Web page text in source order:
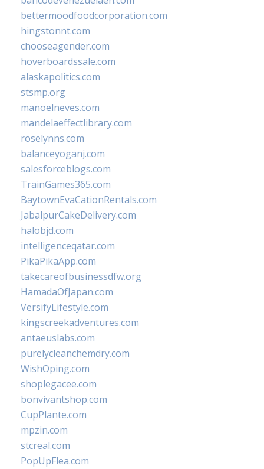
bettermoodfoodcorporation.com
hingstonnt.com
chooseagender.com
hoverboardssale.com
alaskapolitics.com
stsmp.org
manoelneves.com
mandelaeffectlibrary.com
roselynns.com
balanceyoganj.com
salesforceblogs.com
TrainGames365.com
BaytownEvaCationRentals.com
JabalpurCakeDelivery.com
halobjd.com
intelligenceqatar.com
PikaPikaApp.com
takecareofbusinessdfw.org
HamadaOfJapan.com
VersifyLifestyle.com
kingscreekadventures.com
antaeuslabs.com
purelycleanchemdry.com
WishOping.com
shoplegacee.com
bonvivantshop.com
CupPlante.com
mpzin.com
stcreal.com
PopUpFlea.com